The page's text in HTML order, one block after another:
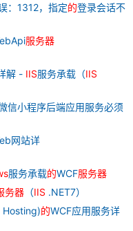
：1312，指定的登录会话不
服务器
解 - IIS服务承载（IIS
信小程序后端应用服务必须
网站详
服务承载的WCF服务器
务器 （IIS .NET7）
Hosting)的WCF应用服务详